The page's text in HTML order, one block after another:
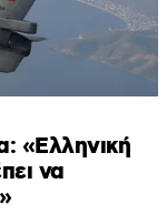
«Ελληνική
να